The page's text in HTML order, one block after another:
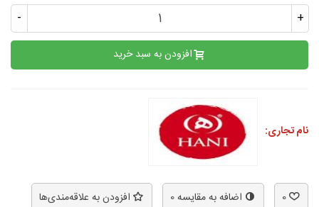
- +
افزودن به سبد خرید
نام تجاری:
0 اضافه به مقایسه0 افزودن به علاقه‌مندی‌ها